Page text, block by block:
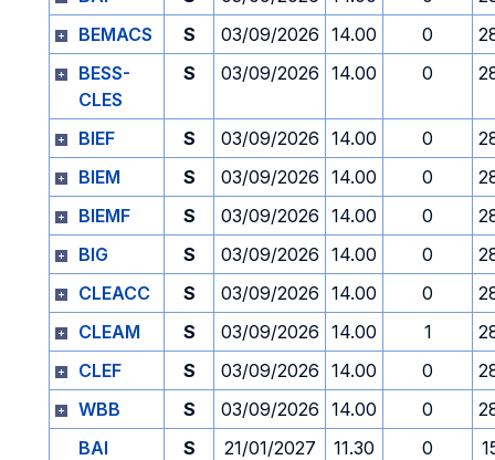
BEMACS
S 03/09/2026 14.00 0
BESS-
CLES
S 03/09/2026 14.00 0
BIEF S 03/09/2026 14.00 0
BIEM
S 03/09/2026 14.00 0
BIEMF
S 03/09/2026 14.00 0
BIG
S 03/09/2026 14.00 0
CLEACC
S 03/09/2026 14.00 0
CLEAM
S 03/09/2026 14.00 1
CLEF
S 03/09/2026 14.00 0
WBB
S 03/09/2026 14.00 0
BAI
S 21/01/2027 11.30 0